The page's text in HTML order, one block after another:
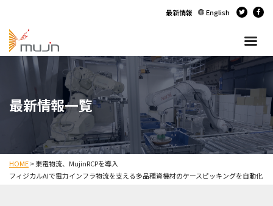
最新情報 English
最新情報一覧
HOME>東電物流、MujinRCPを導入
フィジカルAIで電力インフラ物流を支える多品種資機材のケースピッキングを自動化